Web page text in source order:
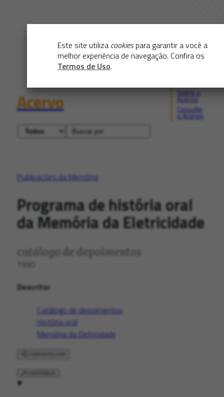
Este site utiliza cookiespara garantir a você a
melhor experiência de navegação. Confira os
Termos de Uso.
Acervo
Consulte
Publicações da Memória
Programa de história oral
da Memória da Eletricidade
catálogo de depoimentos
1990
Descritor
Catálogo de depoimentos
História oral
Memória da Eletricidade